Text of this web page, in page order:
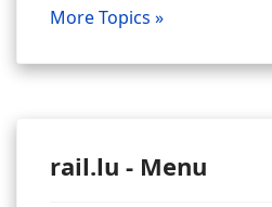
More Topics »
rail.lu - Menu